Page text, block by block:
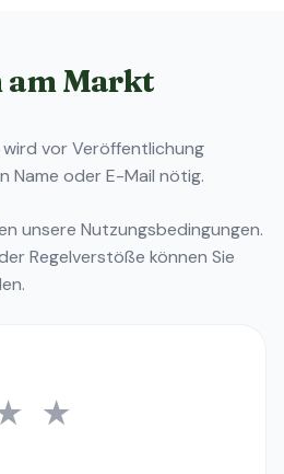
am Markt
vor Veröffentlichung
Name oder E-Mail nötig.
unsere Nutzungsbedingungen.
Regelverstöße können Sie
4 Sterne5 Sterne
★